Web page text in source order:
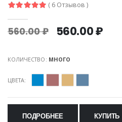
( 6 Отзывов )
560.00 ₽ 560.00 ₽
КОЛИЧЕСТВО: МНОГО
ЦВЕТА:
ПОДРОБНЕЕ КУПИТЬ